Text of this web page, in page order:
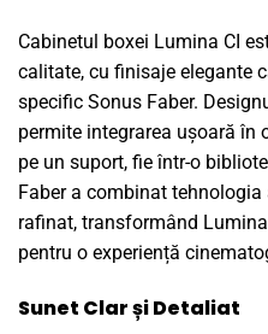
Cabinetul boxei Lumina CI
calitate, cu finisaje elegante
specific Sonus Faber.
permite integrarea ușoară în
pe un suport, fie într-o
Faber a combinat
rafinat, transformând
pentru o experiență
Sunet Clar și Detaliat